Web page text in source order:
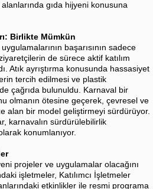
gıda hijyeni konusuna
Birlikte Mümkün
başarısının sadece
de sürece aktif katılım
Atık ayrıştırma konusunda hassasiyet
tercih edilmesi ve plastik
çağrıda bulunuldu. Karnaval bir
olmanın ötesine geçerek, çevresel ve
alan bir model geliştirmeyi sürdürüyor.
karnavalın sürdürülebilirlik
konumlanıyor.
projeler ve uygulamalar olacağını
işletmeler, Katılımcı İşletmeler
etkinlikler ile resmi programa